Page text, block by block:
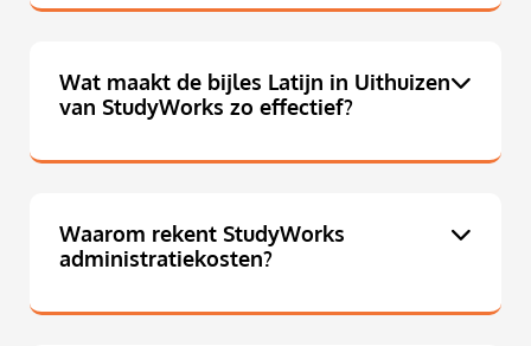
Wat maakt de bijles Latijn in Uithuizen
van StudyWorks zo effectief?
Waarom rekent StudyWorks
administratiekosten?